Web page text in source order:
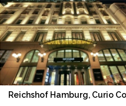
Reichshof Hamburg, Curio